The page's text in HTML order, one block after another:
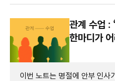
관계 수업 :
한마디가
이번 노트는 명절에 안부 인사